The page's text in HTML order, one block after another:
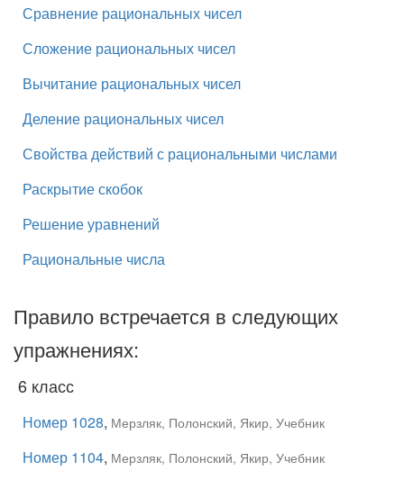
Сравнение рациональных чисел
Сложение рациональных чисел
Вычитание рациональных чисел
Деление рациональных чисел
Свойства действий с рациональными числами
Раскрытие скобок
Решение уравнений
Рациональные числа
Правило встречается в следующих
упражнениях:
6 класс
Номер 1028, Мерзляк, Полонский, Якир, Учебник
Номер 1104, Мерзляк, Полонский, Якир, Учебник